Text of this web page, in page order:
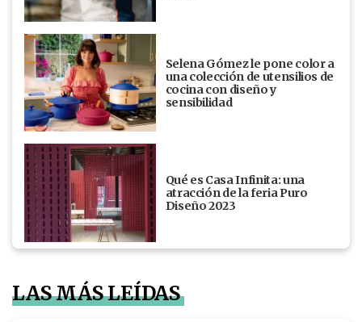
Selena Gómez le pone color a
una colección de utensilios de
cocina con diseño y
sensibilidad
Qué es Casa Infinita: una
atracción de la feria Puro
Diseño 2023
LAS MÁS LEÍDAS